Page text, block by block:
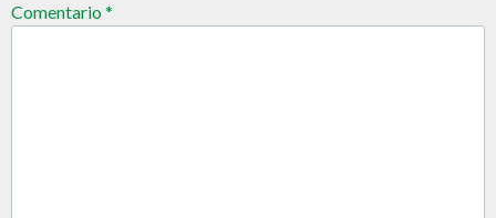
Comentario*